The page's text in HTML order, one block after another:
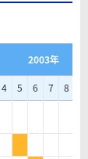
2003年
4 5 6 7 8